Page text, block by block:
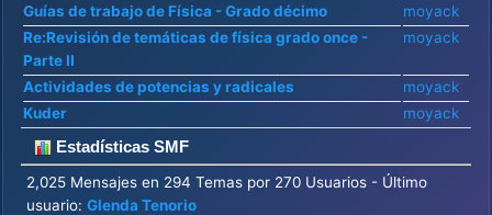
Guías de trabajo de Física - Grado décimo
moyack
Re:Revisión de temáticas de física grado once -
Parte II
moyack
Actividades de potencias y radicales
moyack
Kuder
moyack
Estadísticas SMF
2,025 Mensajes en 294 Temas por 270 Usuarios - Último
usuario: Glenda Tenorio